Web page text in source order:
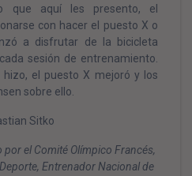
que aquí les presento, el
con hacer el puesto X o
a disfrutar de la bicicleta
sesión de entrenamiento.
hizo, el puesto X mejoró y los
sobre ello.
Sitko
el Comité Olímpico Francés,
Entrenador Nacional de